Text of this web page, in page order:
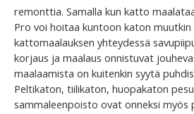
remonttia. Samalla kun katto
Pro voi hoitaa kuntoon katon muutkin
kattomaalauksen yhteydessä
korjaus ja maalaus onnistuvat
maalaamista on kuitenkin syytä
Peltikaton, tiilikaton, huopakaton
sammaleenpoisto ovat onneksi myös